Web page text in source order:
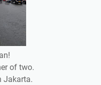
of two.
Jakarta.